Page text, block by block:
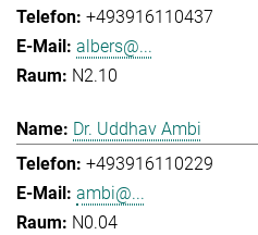
+493916110437
albers@...
N2.10
Dr. Uddhav Ambi
+493916110229
ambi@...
N0.04